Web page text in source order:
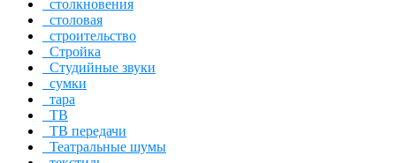
столкновения
столовая
строительство
Стройка
Студийные звуки
сумки
тара
ТВ
ТВ передачи
Театральные шумы